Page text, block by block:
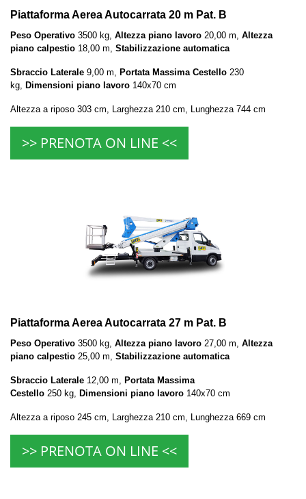
Piattaforma Aerea Autocarrata 20 m Pat. B
Peso Operativo 3500 kg, Altezza piano lavoro 20,00 m, Altezza
piano calpestio 18,00 m, Stabilizzazione automatica
Sbraccio Laterale 9,00 m, Portata Massima Cestello 230
kg, Dimensioni piano lavoro 140x70 cm
Altezza a riposo 303 cm, Larghezza 210 cm, Lunghezza 744 cm
>> PRENOTA ON LINE <<
Piattaforma Aerea Autocarrata 27 m Pat. B
Peso Operativo 3500 kg, Altezza piano lavoro 27,00 m, Altezza
piano calpestio 25,00 m, Stabilizzazione automatica
Sbraccio Laterale 12,00 m,
Portata Massima
Cestello 250 kg, Dimensioni piano lavoro 140x70 cm
Altezza a riposo 245 cm, Larghezza 210 cm, Lunghezza 669 cm
>> PRENOTA ON LINE <<